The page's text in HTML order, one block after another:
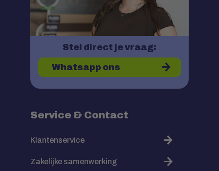
Stel direct je vraag:
Whatsapp ons
Service & Contact
Klantenservice
Zakelijke samenwerking